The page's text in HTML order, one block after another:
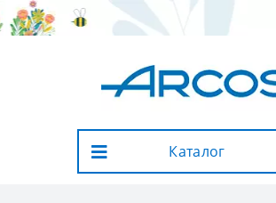
Каталог